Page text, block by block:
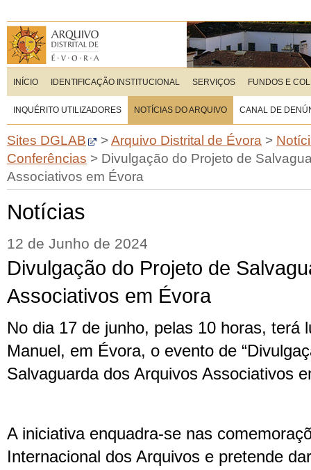
INÍCIO IDENTIFICAÇÃO INSTITUCIONAL SERVIÇOS FUNDOS E
INQUÉRITO UTILIZADORES NOTÍCIAS DO ARQUIVO CANAL DE
Sites DGLAB >Arquivo Distrital de Évora >
Conferências > Divulgação do Projeto de
Associativos em Évora
Notícias
12 de Junho de 2024
Divulgação do Projeto de
Associativos em Évora
No dia 17 de junho, pelas 10 horas, terá
Manuel, em Évora, o evento de
Salvaguarda dos Arquivos Associativos
A iniciativa enquadra-se nas
Internacional dos Arquivos e pretende